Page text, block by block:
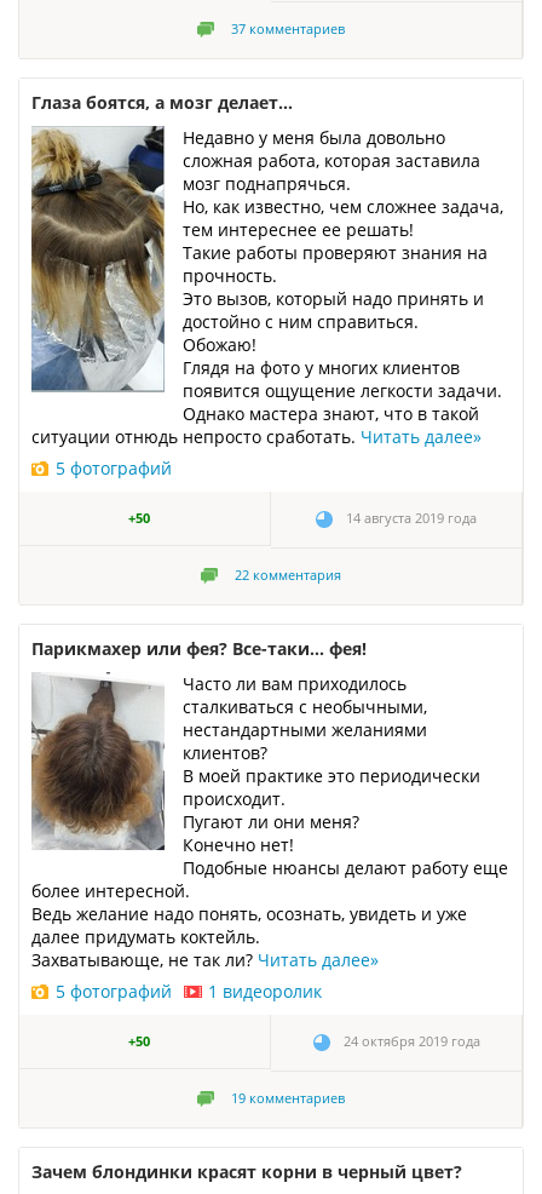
37 комментариев
Глаза боятся, а мозг делает...
Недавно у меня была довольно
сложная работа, которая заставила
мозг поднапрячься.
Но, как известно, чем сложнее задача,
тем интереснее ее решать!
Такие работы проверяют знания на
прочность.
Это вызов, который надо принять и
достойно с ним справиться.
Обожаю!
Глядя на фото у многих клиентов
появится ощущение легкости задачи.
Однако мастера знают, что в такой
ситуации отнюдь непросто сработать. Читать далее»
5 фотографий
+50 14 августа 2019 года
22 комментария
Парикмахер или фея? Все-таки... фея!
Часто ли вам приходилось
сталкиваться с необычными,
нестандартными желаниями
клиентов?
В моей практике это периодически
происходит.
Пугают ли они меня?
Конечно нет!
Подобные нюансы делают работу еще
более интересной.
Ведь желание надо понять, осознать, увидеть и уже
далее придумать коктейль.
Захватывающе, не так ли? Читать далее»
5 фотографий
1 видеоролик
+50 24 октября 2019 года
19 комментариев
Зачем блондинки красят корни в черный цвет?